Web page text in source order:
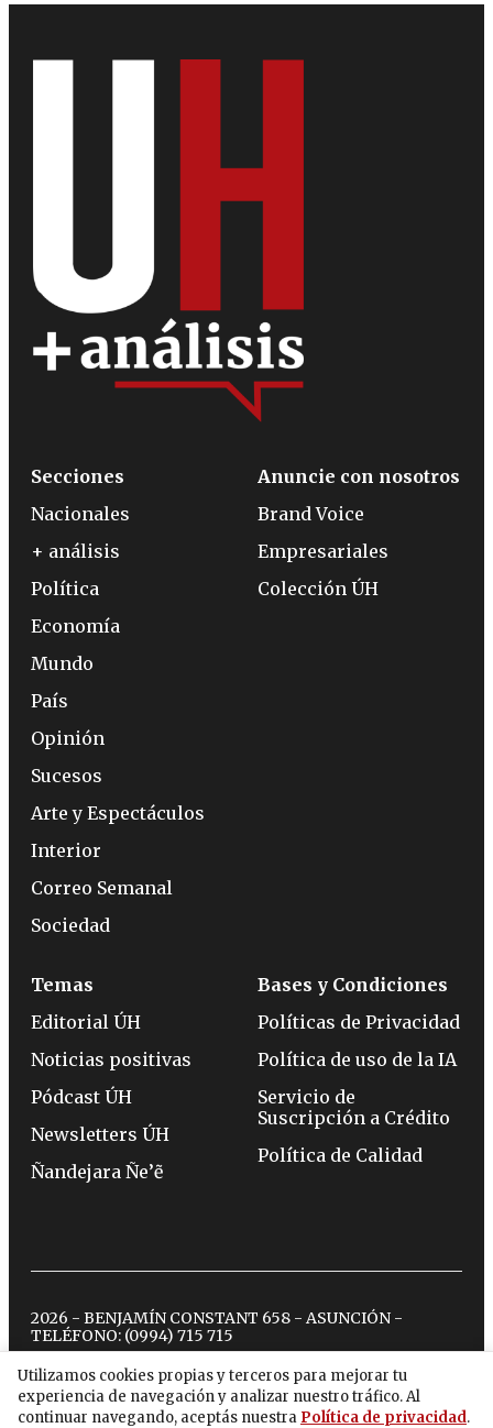
Utilizamos cookies propias y terceros para mejorar tu
experiencia de navegación y analizar nuestro tráfico. Al
continuar navegando, aceptás nuestra Política de privacidad.
Secciones
Nacionales
+ análisis
Política
Economía
Mundo
País
Opinión
Sucesos
Arte y Espectáculos
Interior
Correo Semanal
Sociedad
Anuncie con nosotros
Brand Voice
Empresariales
Colección ÚH
Temas
Editorial ÚH
Noticias positivas
Pódcast ÚH
Newsletters ÚH
Ñandejara Ñe’ẽ
Bases y Condiciones
Políticas de Privacidad
Política de uso de la IA
Servicio de
Suscripción a Crédito
Política de Calidad
2026 - BENJAMÍN CONSTANT 658 - ASUNCIÓN -
TELÉFONO: (0994) 715 715
twitterinstagram
facebook
tiktokyoutubespotify